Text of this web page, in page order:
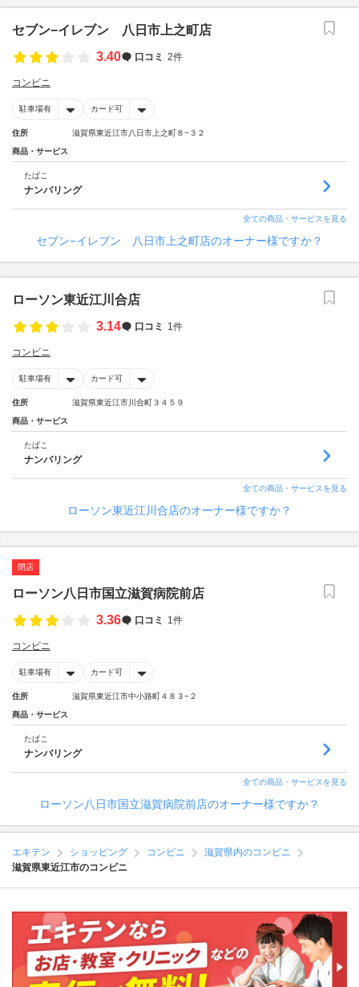
セブン−イレブン 八日市上之町店
3.40
口コミ 2件
コンビニ
駐車場有 カード可
住所 滋賀県東近江市八日市上之町８−３２
商品・サービス
たばこ
ナンバリング
全ての商品・サービスを見る
セブン−イレブン 八日市上之町店のオーナー様ですか？
ローソン東近江川合店
3.14
口コミ 1件
コンビニ
駐車場有 カード可
住所 滋賀県東近江市川合町３４５９
商品・サービス
たばこ
ナンバリング
全ての商品・サービスを見る
ローソン東近江川合店のオーナー様ですか？
閉店
ローソン八日市国立滋賀病院前店
3.36
口コミ 1件
コンビニ
駐車場有 カード可
住所 滋賀県東近江市中小路町４８３−２
商品・サービス
たばこ
ナンバリング
全ての商品・サービスを見る
ローソン八日市国立滋賀病院前店のオーナー様ですか？
エキテン ショッピング コンビニ
滋賀県内のコンビニ
滋賀県東近江市のコンビニ